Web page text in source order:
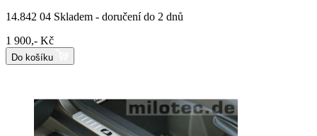
14.842 04 Skladem - doručení do 2 dnů
1 900,- Kč
Do košíku